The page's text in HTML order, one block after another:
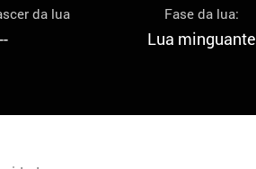
da lua Fase da lua:
Lua minguante